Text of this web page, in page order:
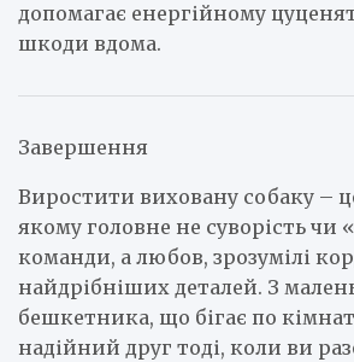
допомагає енергійному
шкоди вдома.
Завершення
Виростити виховану собаку –
якому головне не суворість чи
команди, а любов, зрозумілі
найдрібніших деталей. З
бешкетника, що бігає по
надійний друг тоді, коли ви